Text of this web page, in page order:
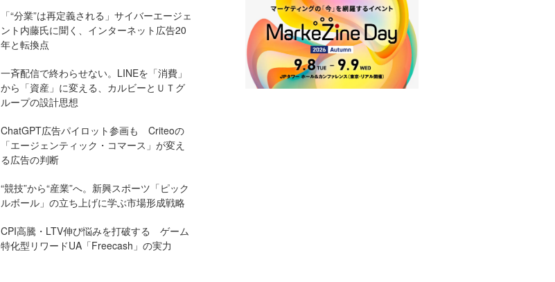
「“分業”は再定義される」サイバーエージェ
ント内藤氏に聞く、インターネット広告20
年と転換点
一斉配信で終わらせない。LINEを「消費」
から「資産」に変える、カルビーとＵＴグ
ループの設計思想
ChatGPT広告パイロット参画も Criteoの
「エージェンティック・コマース」が変え
る広告の判断
“競技”から“産業”へ。新興スポーツ「ピック
ルボール」の立ち上げに学ぶ市場形成戦略
CPI高騰・LTV伸び悩みを打破する ゲーム
特化型リワードUA「Freecash」の実力